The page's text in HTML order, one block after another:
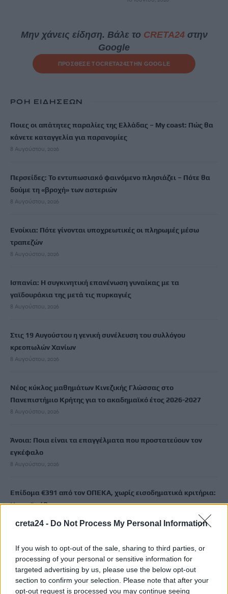
creta24 - Do Not Process My Personal Information
If you wish to opt-out of the sale, sharing to third parties, or
processing of your personal or sensitive information for
targeted advertising by us, please use the below opt-out
section to confirm your selection. Please note that after your
opt-out request is processed you may continue seeing
Μην χάνεις είδηση. Βάλε το CRETA24στην
Google
ΠΡΟΣΘΕΣΕ ΤΟCRETA24ΣΤΗΝ GOOGLE
ΡΟΗ ΕΙΔΗΣΕΩΝ
Ποιες οι απάτητες παραλίες της Ελλάδας – My coast: Πώς θα
κάνετε καταγγελία για παρανομίες
8 Αυγούστου, 2026
Περσείδες: Το εντυπωσιακό φαινόμενο πλησιάζει – Πότε θα
δούμε τη «βροχή» των αστεριών
8 Αυγούστου, 2026
Ενοίκια: Πότε γίνονται υποχρεωτικές οι πληρωμές μέσω
τραπεζών
8 Αυγούστου, 2026
Ισπανία: Η συγκινητική επανένωση γυναίκας με τα
γαϊδουράκια της μετά τις πυρκαγιές
8 Αυγούστου, 2026
Στις 19 Αυγούστου η γενική συνέλευση του συλλόγου
κρεοπωλών Χανίων
8 Αυγούστου, 2026
Νέος κύκλος μαθημάτων Κινεζικής Γλώσσας στο
Πανεπιστήμιο Κρήτης για το ακαδημαϊκό έτος 2026-2027
8 Αυγούστου, 2026
Άνοια: Ποια είναι τα επαγγέλματα που προστατεύουν τον
εγκέφαλο
8 Αυγούστου, 2026
Επίδομα €391 από τον ΟΠΕΚΑ, χωρίς εισοδηματικά κριτήρια:
Η προϋπόθεση
Θεατρική αφήγηση «Έρευσεν ύδωρ» στο Δημοτικό Σχολείο
Κεφαλά
8 Αυγούστου, 2026